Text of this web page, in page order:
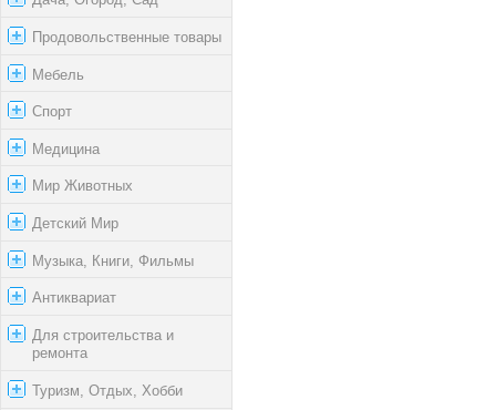
Продовольственные товары
Мебель
Спорт
Медицина
Мир Животных
Детский Мир
Музыка, Книги, Фильмы
Антиквариат
Для строительства и
ремонта
Туризм, Отдых, Хобби